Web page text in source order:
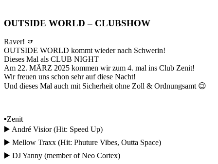
OUTSIDE WORLD – CLUBSHOW
Raver! 🫵
OUTSIDE WORLD kommt wieder nach Schwerin!
Dieses Mal als CLUB NIGHT
Am 22. MÄRZ 2025 kommen wir zum 4. mal ins Club Zenit!
Wir freuen uns schon sehr auf diese Nacht!
Und dieses Mal auch mit Sicherheit ohne Zoll & Ordnungsamt 😉
▪️Zenit
▶️ André Visior (Hit: Speed Up)
▶️ Mellow Traxx (Hit: Phuture Vibes, Outta Space)
▶️ DJ Yanny (member of Neo Cortex)